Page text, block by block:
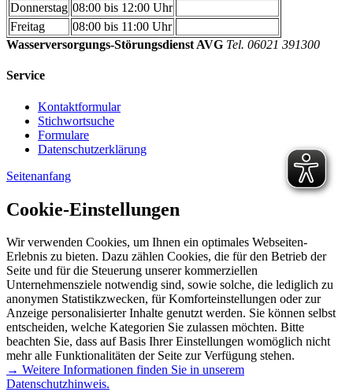
Donnerstag 08:00 bis 12:00 Uhr
Freitag
08:00 bis 11:00 Uhr
Wasserversorgungs-Störungsdienst AVG Tel. 06021 391300
Service
Kontaktformular
Stichwortsuche
Formulare
Datenschutzerklärung
Seitenanfang
Cookie-Einstellungen
Wir verwenden Cookies, um Ihnen ein optimales Webseiten-
Erlebnis zu bieten. Dazu zählen Cookies, die für den Betrieb der
Seite und für die Steuerung unserer kommerziellen
Unternehmensziele notwendig sind, sowie solche, die lediglich zu
anonymen Statistikzwecken, für Komforteinstellungen oder zur
Anzeige personalisierter Inhalte genutzt werden. Sie können selbst
entscheiden, welche Kategorien Sie zulassen möchten. Bitte
beachten Sie, dass auf Basis Ihrer Einstellungen womöglich nicht
mehr alle Funktionalitäten der Seite zur Verfügung stehen.
→ Weitere Informationen finden Sie in unserem
Datenschutzhinweis.